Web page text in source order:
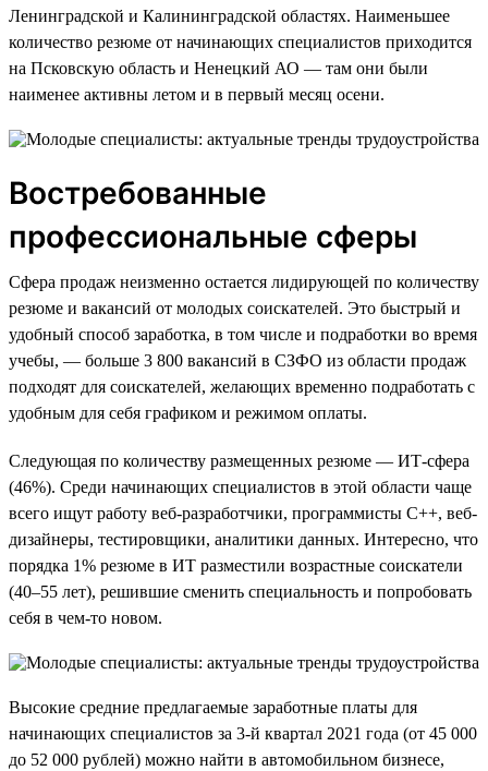
Ленинградской и Калининградской областях. Наименьшее
количество резюме от начинающих специалистов приходится
на Псковскую область и Ненецкий АО — там они были
наименее активны летом и в первый месяц осени.
Востребованные
профессиональные сферы
Сфера продаж неизменно остается лидирующей по количеству
резюме и вакансий от молодых соискателей. Это быстрый и
удобный способ заработка, в том числе и подработки во время
учебы, — больше 3 800 вакансий в СЗФО из области продаж
подходят для соискателей, желающих временно подработать с
удобным для себя графиком и режимом оплаты.
Следующая по количеству размещенных резюме — ИТ-сфера
(46%). Среди начинающих специалистов в этой области чаще
всего ищут работу веб-разработчики, программисты C++, веб-
дизайнеры, тестировщики, аналитики данных. Интересно, что
порядка 1% резюме в ИТ разместили возрастные соискатели
(40–55 лет), решившие сменить специальность и попробовать
себя в чем-то новом.
Высокие средние предлагаемые заработные платы для
начинающих специалистов за 3-й квартал 2021 года (от 45 000
до 52 000 рублей) можно найти в автомобильном бизнесе,